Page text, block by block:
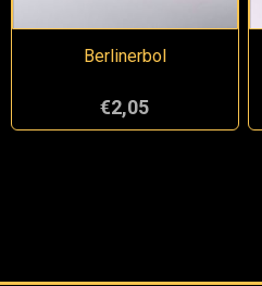
Berlinerbol
€2,05